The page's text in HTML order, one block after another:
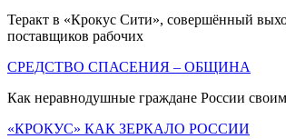
Теракт в «Крокус Сити», совершённый
поставщиков рабочих
СРЕДСТВО СПАСЕНИЯ – ОБЩИНА
Как неравнодушные граждане России
«КРОКУС» КАК ЗЕРКАЛО РОССИИ